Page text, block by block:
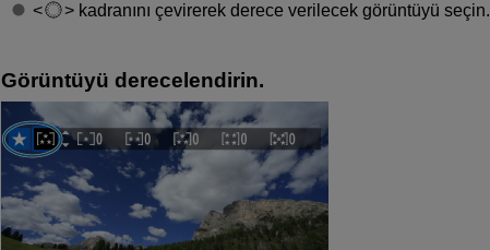
kadranını çevirerek derece verilecek görüntüyü seçin.
Görüntüyü derecelendirin.